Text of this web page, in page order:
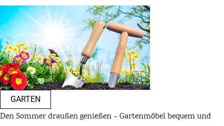
GARTEN
Den Sommer draußen genießen – Gartenmöbel bequem und